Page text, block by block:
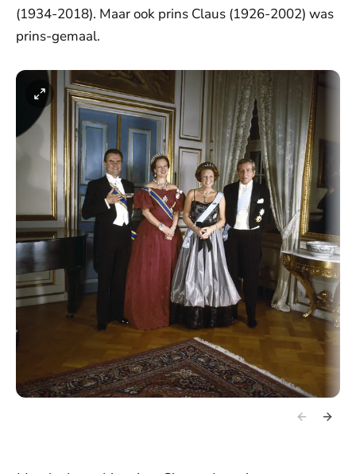
(1934-2018). Maar ook prins Claus (1926-2002) was
prins-gemaal.